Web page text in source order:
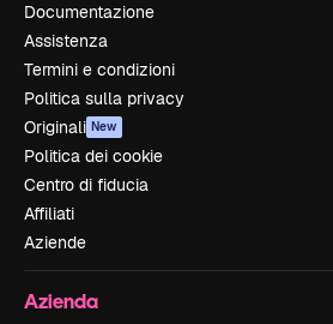
Documentazione
Assistenza
Termini e condizioni
Politica sulla privacy
Originali New
Politica dei cookie
Centro di fiducia
Affiliati
Aziende
Azienda